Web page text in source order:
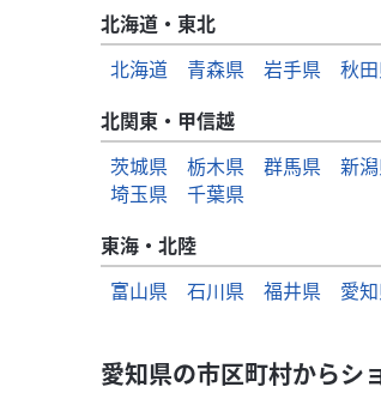
北海道・東北
北海道
青森県 岩手県 秋
北関東・甲信越
茨城県
栃木県 群馬県 新
埼玉県
千葉県
東海・北陸
富山県
石川県 福井県 愛
愛知県の市区町村からシ